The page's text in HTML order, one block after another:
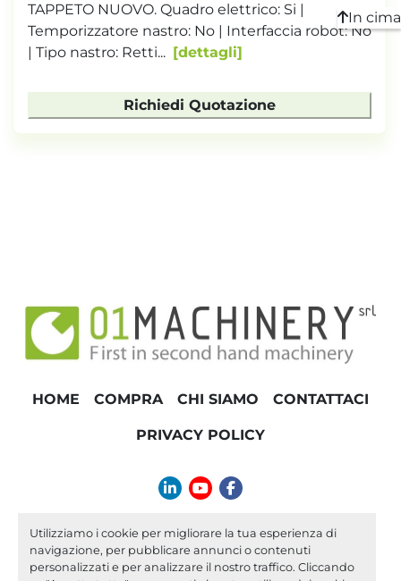
Utilizziamo i cookie per migliorare la tua esperienza di
navigazione, per pubblicare annunci o contenuti
personalizzati e per analizzare il nostro traffico. Cliccando
TAPPETO NUOVO. Quadro elettrico: Si |
Temporizzatore nastro: No | Interfaccia robot: No
| Tipo nastro: Retti...
dettagli
Richiedi Quotazione
In cima
HOME COMPRA CHI SIAMO CONTATTACI
PRIVACY POLICY
linkedinyoutubefacebook
info@01machinery.com
Machinio Systemsito web diMachinio